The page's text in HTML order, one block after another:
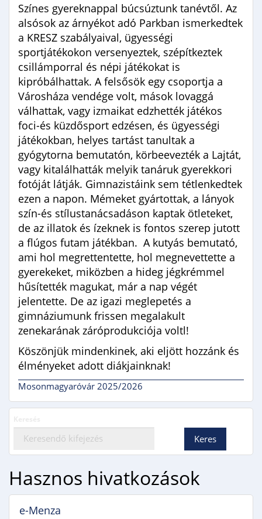
Színes gyereknappal búcsúztunk tanévtől. Az
alsósok az árnyékot adó Parkban ismerkedtek
a KRESZ szabályaival, ügyességi
sportjátékokon versenyeztek, szépítkeztek
csillámporral és népi játékokat is
kipróbálhattak. A felsősök egy csoportja a
Városháza vendége volt, mások lovaggá
válhattak, vagy izmaikat edzhették játékos
foci-és küzdősport edzésen, és ügyességi
játékokban, helyes tartást tanultak a
gyógytorna bemutatón, körbeevezték a Lajtát,
vagy kitalálhatták melyik tanáruk gyerekkori
fotóját látják. Gimnazistáink sem tétlenkedtek
ezen a napon. Mémeket gyártottak, a lányok
szín-és stílustanácsadáson kaptak ötleteket,
de az illatok és ízeknek is fontos szerep jutott
a flúgos futam játékban. A kutyás bemutató,
ami hol megrettentette, hol megnevettette a
gyerekeket, miközben a hideg jégkrémmel
hűsítették magukat, már a nap végét
jelentette. De az igazi meglepetés a
gimnáziumunk frissen megalakult
zenekarának záróprodukciója voltl!
Köszönjük mindenkinek, aki eljött hozzánk és
élményeket adott diákjainknak!
Mosonmagyaróvár 2025/2026
Hasznos hivatkozások
e-Menza